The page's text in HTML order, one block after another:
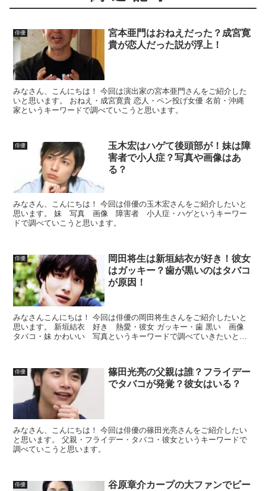
俳優
宮本亜門はおねえだった？成宮寛
貴が恋人だった説が浮上！
みなさん、こんにちは！ 今回は演出家の宮本亜門さんをご紹介した
いと思います。 おねえ・成宮寛貴 恋人・ペン投げ女優 名前・沖縄
家というキーワードで調べていこうと思います。
俳優
玉木宏はハゲて後頭部が！妹は障
害者で小人症？写真や画像はあ
る？
みなさん、こんにちは！ 今回は俳優の玉木宏さんをご紹介したいと
思います。 妹 写真 画像 障害者 小人症・ハゲというキーワー
ドで調べていこうと思います。
俳優
岡田将生は新垣結衣が好き！彼女
はガッキー？歯が黒いのはタバコ
が原因！
みなさんこんにちは！ 今回は俳優の岡田将生さんをご紹介したいと
思います。 新垣結衣 好き 熱愛・彼女 ガッキー・歯 黒い 画像
タバコ・妹 かわいい 写真というキーワードで調べていきたいと思
俳優
篠田光亮の父親は誰？フライデー
でタバコが発覚？彼女はいる？
みなさん、こんにちは！ 今回は俳優の篠田光亮さんをご紹介したい
と思います。 父親・フライデー・タバコ・彼女というキーワードで
調べていこうと思います。
俳優
谷原章介カープの大ファンでビー